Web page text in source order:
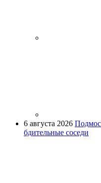
6 августа 2026
бдительные соседи